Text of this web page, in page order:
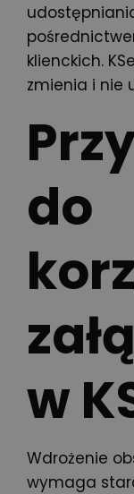
klienckich.
zmienia i nie
do
w
Wdrożenie
wymaga